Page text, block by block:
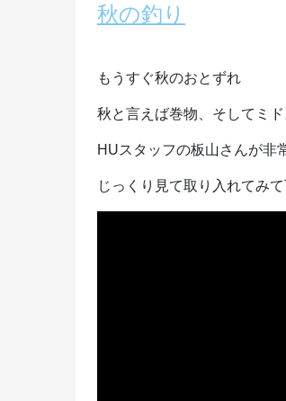
秋の釣り
もうすぐ秋のおとずれ
秋と言えば巻物、そしてミ
HUスタッフの板山さんが非
じっくり見て取り入れてみて